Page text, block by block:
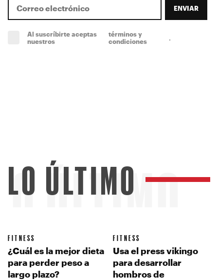
ENVIAR
Al suscríbirte aceptas
nuestros
términos y
condiciones
ÚLTIMO
LO ÚLTIMO
FITNESS
¿Cuál es la mejor dieta
para perder peso a
largo plazo?
FITNESS
Usa el press vikingo
para desarrollar
hombros de